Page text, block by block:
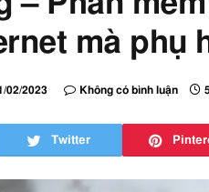
mà phụ
02/2023 Không có bình luận
Twitter